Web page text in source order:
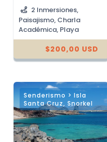
2 Inmersiones,
Paisajismo, Charla
Académica, Playa
$200,00 USD
Senderismo > Isla
Santa Cruz, Snorkel